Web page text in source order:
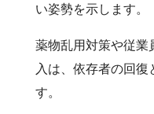
い姿勢を示します。
薬物乱用対策や従業
入は、依存者の回復
す。